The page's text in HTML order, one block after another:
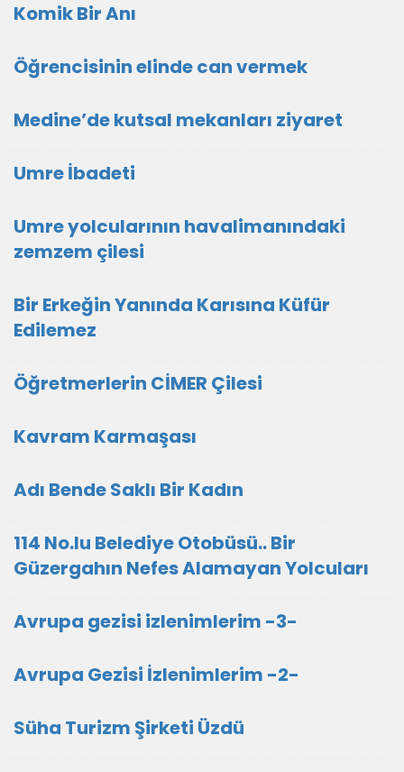
Komik Bir Anı
Öğrencisinin elinde can vermek
Medine’de kutsal mekanları ziyaret
Umre İbadeti
Umre yolcularının havalimanındaki
zemzem çilesi
Bir Erkeğin Yanında Karısına Küfür
Edilemez
Öğretmerlerin CİMER Çilesi
Kavram Karmaşası
Adı Bende Saklı Bir Kadın
114 No.lu Belediye Otobüsü.. Bir
Güzergahın Nefes Alamayan Yolcuları
Avrupa gezisi izlenimlerim -3-
Avrupa Gezisi İzlenimlerim -2-
Süha Turizm Şirketi Üzdü